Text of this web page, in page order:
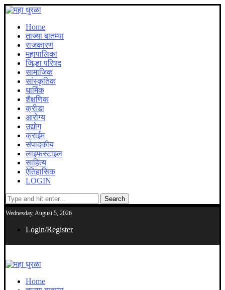
Home
ताज्या बातम्या
राजकारण
महापालिका
जिल्हा परिषद
सामाजिक
सांस्कृतिक
धार्मिक
शैक्षणिक
क्रीडा
आरोग्य
उद्योग
क्राईम
संपादकीय
लाइफस्टाइल
साहित्य
ऐतिहासिक
LOGIN
Wednesday, August 5, 2026
Login/Register
Home